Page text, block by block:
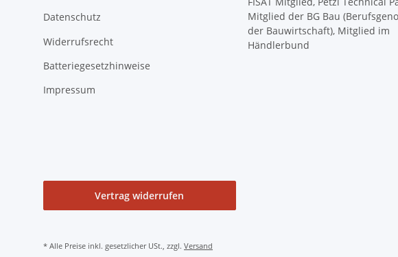
Datenschutz
Widerrufsrecht
Batteriegesetzhinweise
Impressum
Vertrag widerrufen
* Alle Preise inkl. gesetzlicher USt., zzgl. Versand